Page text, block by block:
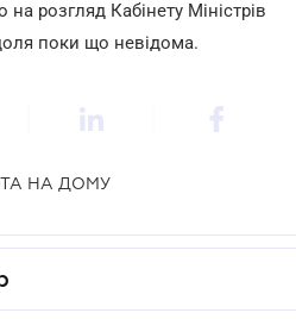
розгляд Кабінету Міністрів
поки що невідома.
НА ДОМУ